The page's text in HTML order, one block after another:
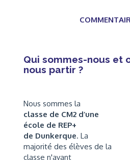
Qui sommes-nous et
nous partir ?
Nous sommes la
classe de CM2 d’une
école de REP+
de Dunkerque. La
majorité des élèves de la
classe n'ayant